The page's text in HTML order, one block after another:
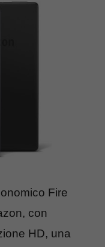
Fire
con
HD, una